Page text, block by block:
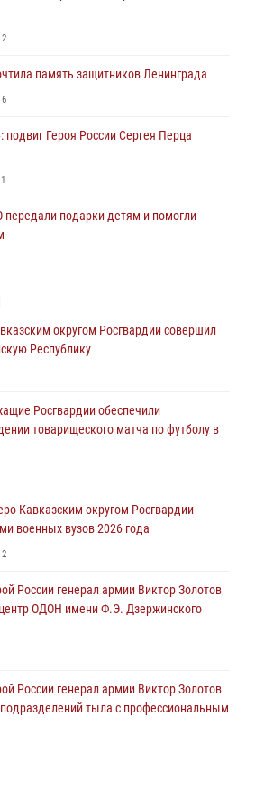
2
память защитников Ленинграда
6
подвиг Героя России Сергея Перца
1
передали подарки детям и помогли
расчеты Росгвардии и МЧС
продолжается ведомственная
Южного округа Росгвардии
вернуть горожанке пропавшую
округом Росгвардии совершил
Республику
Росгвардии обеспечили
товарищеского матча по футболу в
Кавказским округом Росгвардии
военных вузов 2026 года
2
России генерал армии Виктор Золотов
ОДОН имени Ф.Э. Дзержинского
России генерал армии Виктор Золотов
тыла с профессиональным